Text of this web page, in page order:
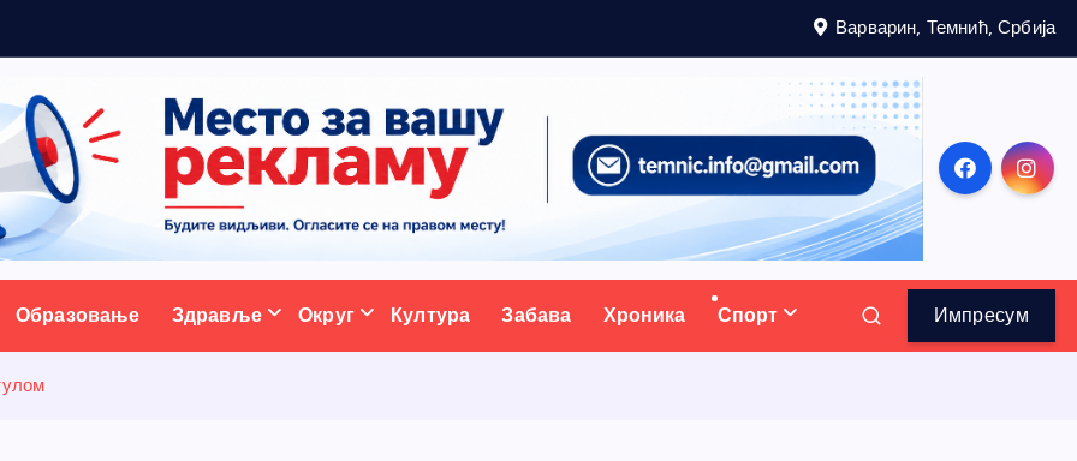
Варварин, Темнић, Србија
портал
Образовање Здравље Округ Култура Забава Хроника Спорт Импресум